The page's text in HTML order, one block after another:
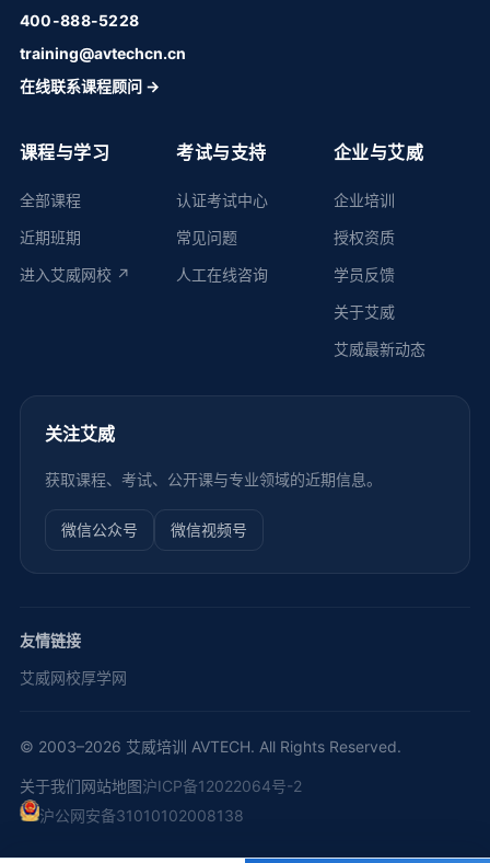
400-888-5228
training@avtechcn.cn
在线联系课程顾问 →
课程与学习
全部课程
近期班期
进入艾威网校 ↗
考试与支持
认证考试中心
常见问题
人工在线咨询
企业与艾威
企业培训
授权资质
学员反馈
关于艾威
艾威最新动态
关注艾威
获取课程、考试、公开课与专业领域的近期信息。
微信公众号 微信视频号
友情链接
艾威网校厚学网
© 2003–2026 艾威培训 AVTECH. All Rights Reserved.
关于我们网站地图沪ICP备12022064号-2
沪公网安备31010102008138